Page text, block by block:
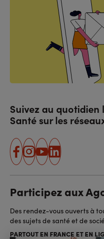
Suivez au quotidien
Santé sur les
facebook
instagram
youtube
linkedin
Participez aux
Des rendez-vous ouverts à
des sujets de santé et de
PARTOUT EN FRANCE ET EN